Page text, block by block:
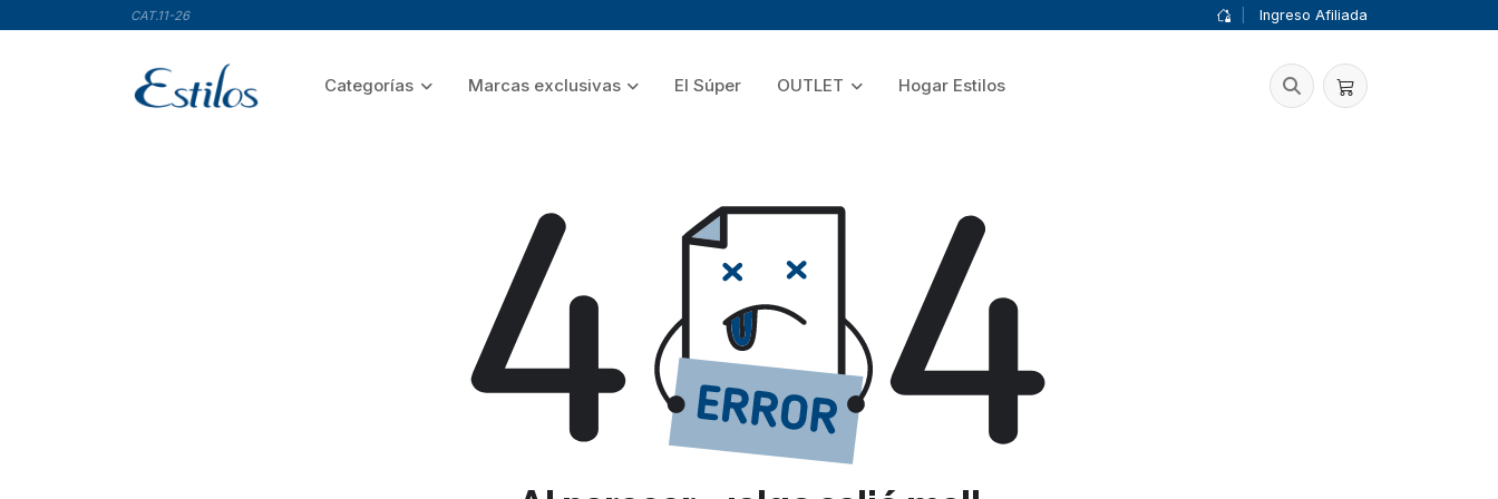
CAT.11-26 Ingreso Afiliada
Categorías Marcas exclusivas El Súper OUTLET Hogar Estilos